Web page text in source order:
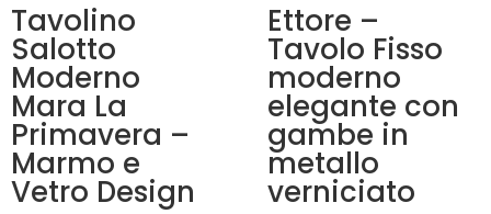
Tavolino
Salotto
Moderno
Mara La
Primavera –
Marmo e
Vetro Design
Ettore –
Tavolo Fisso
moderno
elegante con
gambe in
metallo
verniciato